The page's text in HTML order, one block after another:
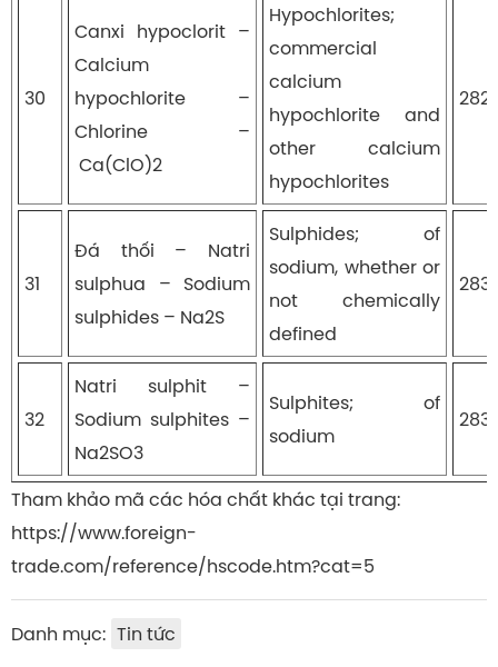
30
Canxi hypoclorit –
Calcium
hypochlorite –
Chlorine –
Ca(ClO)2
Hypochlorites;
commercial
calcium
hypochlorite and
other calcium
hypochlorites
31
Đá thối – Natri
sulphua – Sodium
sulphides – Na2S
Sulphides; of
sodium, whether or
not chemically
defined
32
Natri sulphit –
Sodium sulphites –
Na2SO3
Sulphites; of
sodium
Tham khảo mã các hóa chất khác tại trang:
https://www.foreign-
trade.com/reference/hscode.htm?cat=5
Danh mục: Tin tức